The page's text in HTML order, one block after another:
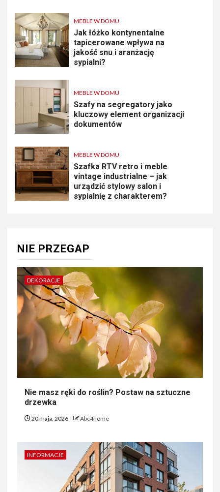
MEBLE W DOMU
Jak łóżko kontynentalne
tapicerowane wpływa na
jakość snu i aranżację
sypialni?
MEBLE W DOMU
Szafy na segregatory jako
kluczowy element organizacji
dokumentów
MEBLE W DOMU
Szafka RTV retro i meble
vintage industrialne – jak
urządzić stylowy salon i
sypialnię z charakterem?
NIE PRZEGAP
DEKORACJE
Nie masz ręki do roślin? Postaw na sztuczne
drzewka
20 maja, 2026 Abc4home
INFORMACJE